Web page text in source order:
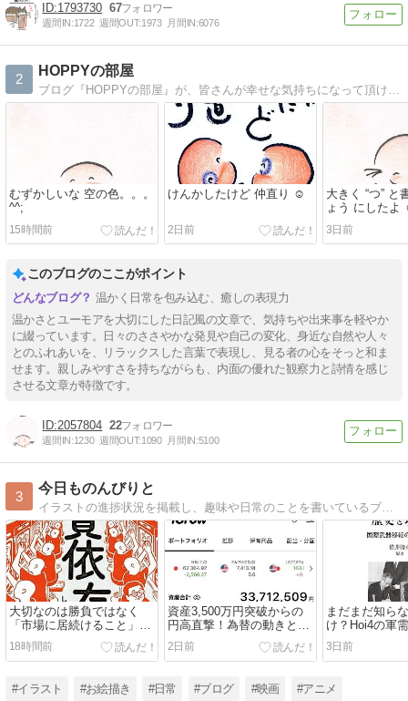
1793730 67
週間IN:1722 週間OUT:1973 月間IN:6076
2
HOPPYの部屋
ブログ『HOPPYの部屋』が、皆さんが幸せな気持ちになって頂けれる一助と成れれば幸いです。
むずかしいな 空の色。。。
^^;
15時間前
けんかしたけど 仲直り ☺️
2日前
大きく “つ” と
ょう にしたよ
3日前
このブログのここがポイント
温かく日常を包み込む、癒しの表現力
温かさとユーモアを大切にした日記風の文章で、気持ちや出来事を軽やか
に綴っています。日々のささやかな発見や自己の変化、身近な自然や人々
とのふれあいを、リラックスした言葉で表現し、見る者の心をそっと和ま
せます。親しみやすさを持ちながらも、内面の優れた観察力と詩情を感じ
させる文章が特徴です。
2057804 22
週間IN:1230 週間OUT:1090 月間IN:5100
3
今日ものんびりと
イラストの進捗状況を掲載し、趣味や日常のことを書いているブログとなります。最近は特に『水星の魔女』を推しています。
大切なのは勝負ではなく
「市場に居続けること」～
スマホ投資時代に必要な自
制心～ #資産運用 #株式投
資 #投資 #メンタルコント
ロール #マインドセット #
ブログ
18時間前
資産3,500万円突破からの
円高直撃！為替の動きと共
同介入の威力 #資産運用 #
株式投資 #為替 #円高 #投
資 #日常
2日前
まだまだ知ら
け？Hoi4の軍
（MIO） #Hoi4
ム #シミュレ
3日前
#イラスト #お絵描き #日常 #ブログ #映画 #アニメ